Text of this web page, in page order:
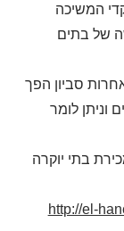
המשיכה
של בתים
סביון הפך
וניתן לומר
בתי יוקרה
http://el-